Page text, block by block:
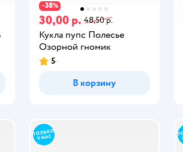
−38%
30,00 р. 48,50 р.
Кукла пупс Полесье
Озорной гномик
5
В корзину